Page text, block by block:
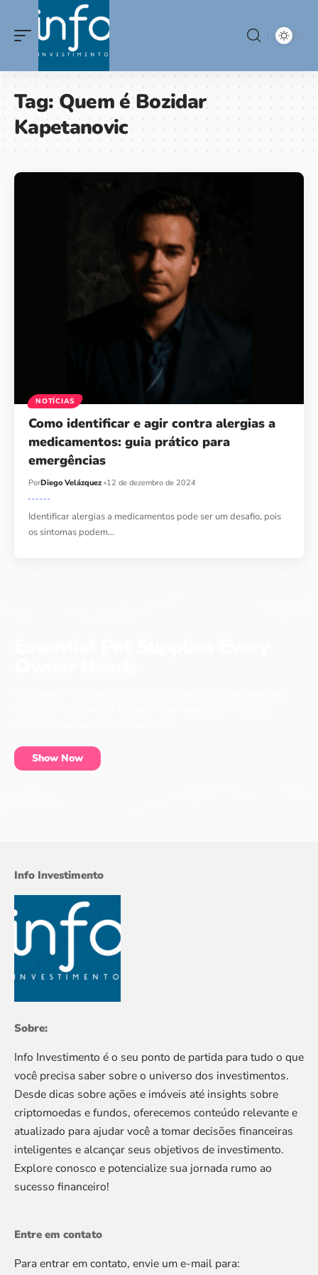
Tag:Quem é Bozidar
Kapetanovic
NOTÍCIAS
​​Como identificar e agir contra alergias a
medicamentos: guia prático para
emergências
PorDiego Velázquez 12 de dezembro de 2024
Identificar alergias a medicamentos pode ser um desafio, pois
os sintomas podem…
Show Now
Info Investimento
Sobre:
Info Investimento é o seu ponto de partida para tudo o que
você precisa saber sobre o universo dos investimentos.
Desde dicas sobre ações e imóveis até insights sobre
criptomoedas e fundos, oferecemos conteúdo relevante e
atualizado para ajudar você a tomar decisões financeiras
inteligentes e alcançar seus objetivos de investimento.
Explore conosco e potencialize sua jornada rumo ao
sucesso financeiro!
Entre em contato
Para entrar em contato, envie um e-mail para: